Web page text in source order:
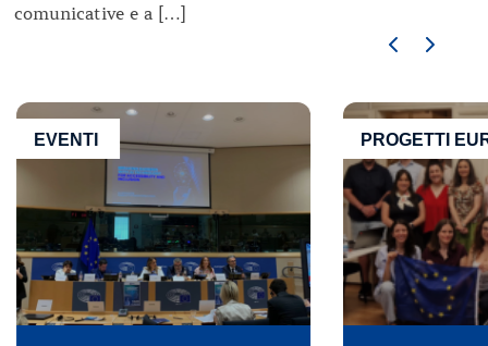
comunicative e a […]
EVENTI PROGETTI